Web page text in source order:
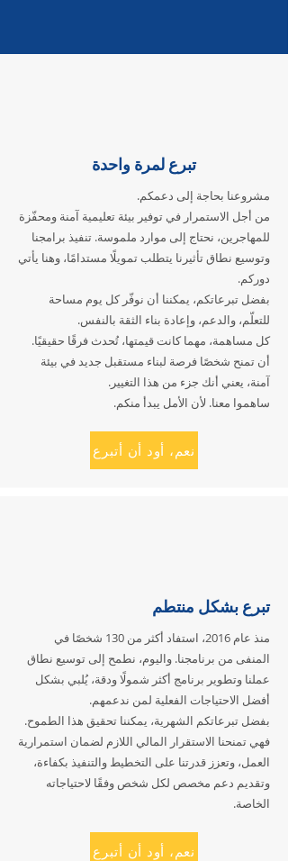
تبرع لمرة واحدة
مشروعنا بحاجة إلى دعمكم.
من أجل الاستمرار في توفير بيئة تعليمية آمنة ومحفّزة
للمهاجرين، نحتاج إلى موارد ملموسة. تنفيذ برامجنا
وتوسيع نطاق تأثيرنا يتطلب تمويلًا مستدامًا، وهنا يأتي
دوركم.
بفضل تبرعاتكم، يمكننا أن نوفّر كل يوم مساحة
للتعلّم، والدعم، وإعادة بناء الثقة بالنفس.
كل مساهمة، مهما كانت قيمتها، تُحدث فرقًا حقيقيًا.
أن تمنح شخصًا فرصة لبناء مستقبل جديد في بيئة
آمنة، يعني أنك جزء من هذا التغيير.
ساهموا معنا. لأن الأمل يبدأ منكم.
نعم، أود أن أتبرع
تبرع بشكل منتطم
منذ عام 2016، استفاد أكثر من 130 شخصًا في
المنفى من برنامجنا. واليوم، نطمح إلى توسيع نطاق
عملنا وتطوير برنامج أكثر شمولًا ودقة، يُلبي بشكل
أفضل الاحتياجات الفعلية لمن ندعمهم.
بفضل تبرعاتكم الشهرية، يمكننا تحقيق هذا الطموح.
فهي تمنحنا الاستقرار المالي اللازم لضمان استمرارية
العمل، وتعزز قدرتنا على التخطيط والتنفيذ بكفاءة،
وتقديم دعم مخصص لكل شخص وفقًا لاحتياجاته
الخاصة.
نعم، أود أن أتبرع